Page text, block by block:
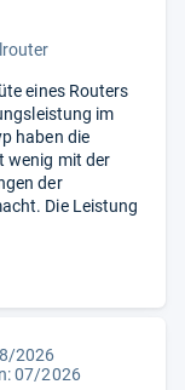
eines Routers
im
haben die
wenig mit der
der
Die Leistung
2026
07/2026